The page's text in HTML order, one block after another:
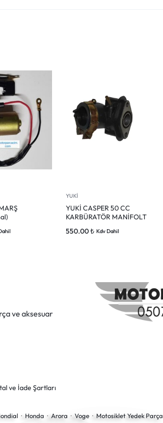
YUKİ
YUKİ CASPER 50 CC
KARBÜRATÖR MANİFOLT
550.00₺ Kdv Dahil
ve aksesuar
ve İade Şartları
· Honda · Arora · Voge · Motosiklet Yedek Parça